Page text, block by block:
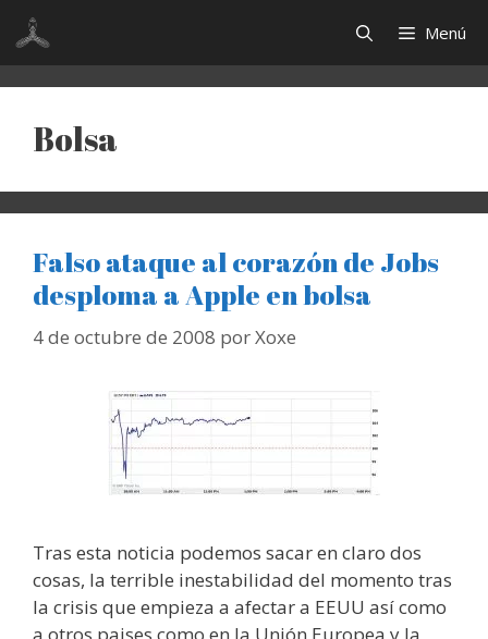
Saltar
contenido
Menú
Bolsa
Falso ataque al corazón de Jobs
desploma a Apple en bolsa
4 de octubre de 2008 porXoxe
Tras esta noticia podemos sacar en claro dos
cosas, la terrible inestabilidad del momento tras
la crisis que empieza a afectar a EEUU así como
a otros paises como en la Unión Europea y la